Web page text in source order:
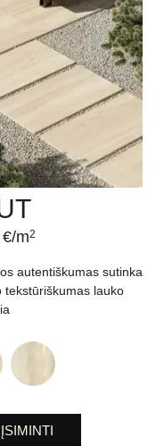
m2
autentiškumas sutinka
tekstūriškumas lauko
ĮSIMINTI